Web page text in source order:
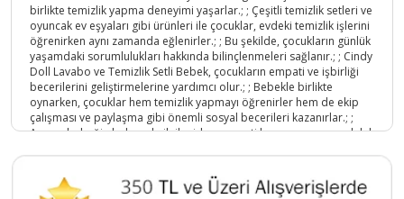
birlikte temizlik yapma deneyimi yaşarlar.; ; Çeşitli temizlik setleri ve
oyuncak ev eşyaları gibi ürünleri ile çocuklar, evdeki temizlik işlerini
öğrenirken aynı zamanda eğlenirler.; ; Bu şekilde, çocukların günlük
yaşamdaki sorumlulukları hakkında bilinçlenmeleri sağlanır.; ; Cindy
Doll Lavabo ve Temizlik Setli Bebek, çocukların empati ve işbirliği
becerilerini geliştirmelerine yardımcı olur.; ; Bebekle birlikte
oynarken, çocuklar hem temizlik yapmayı öğrenirler hem de ekip
çalışması ve paylaşma gibi önemli sosyal becerileri kazanırlar.; ;
Ayrıca, bebeğin bakımıyla ilgilenirken empati kurmayı ve sorumluluk
günlük hayattaki becerilerini geliştirmesine yardımcı olur.
Ürün Kodu :
1796-TXC0F1233F1694